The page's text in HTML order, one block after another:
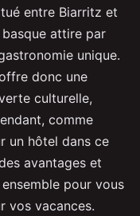
entre Biarritz et
attire par
unique.
donc une
culturelle,
comme
un hôtel dans ce
avantages et
pour vous
vos vacances.